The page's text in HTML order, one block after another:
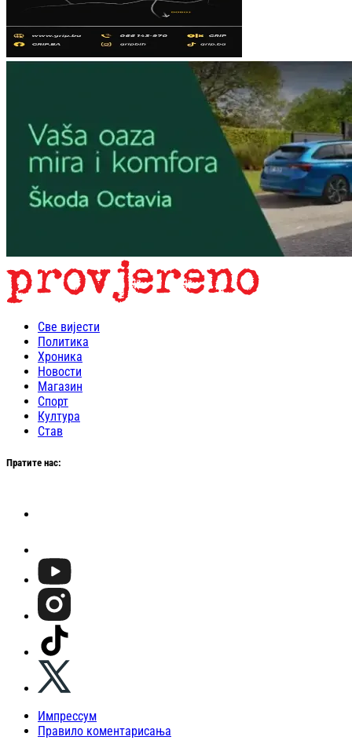
Све вијести
Политика
Хроника
Новости
Магазин
Спорт
Култура
Став
Пратите нас:
Импрессум
Правило коментарисања